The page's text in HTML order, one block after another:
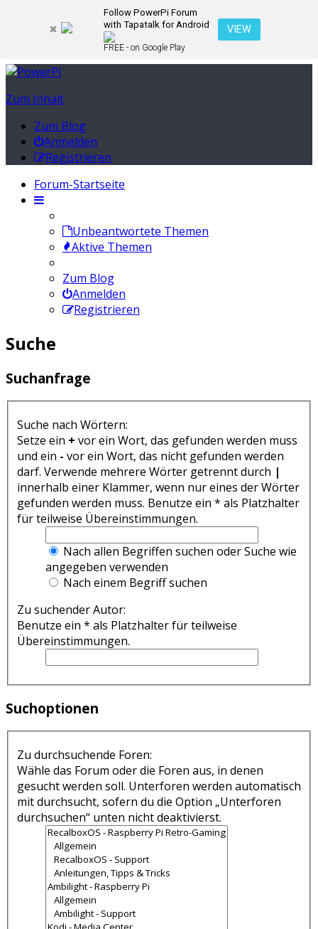
Follow PowerPi Forum
with Tapatalk for Android
FREE - on Google Play
VIEW
Zum Inhalt
Zum Blog
Anmelden
Registrieren
Forum-Startseite
Unbeantwortete Themen
Aktive Themen
Zum Blog
Anmelden
Registrieren
Suche
Suchanfrage
Suche nach Wörtern:
Setze ein + vor ein Wort, das gefunden werden muss
und ein - vor ein Wort, das nicht gefunden werden
darf. Verwende mehrere Wörter getrennt durch |
innerhalb einer Klammer, wenn nur eines der Wörter
gefunden werden muss. Benutze ein * als Platzhalter
für teilweise Übereinstimmungen.
Nach allen Begriffen suchen oder Suche wie
angegeben verwenden
Nach einem Begriff suchen
Zu suchender Autor:
Benutze ein * als Platzhalter für teilweise
Übereinstimmungen.
Suchoptionen
Zu durchsuchende Foren:
Wähle das Forum oder die Foren aus, in denen
gesucht werden soll. Unterforen werden automatisch
mit durchsucht, sofern du die Option „Unterforen
durchsuchen“ unten nicht deaktivierst.